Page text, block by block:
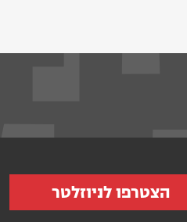
הצטרפו לניוזלטר